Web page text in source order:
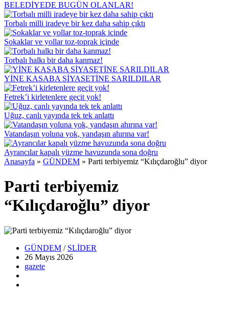
BELEDİYEDE BUGÜN OLANLAR!
Torbalı milli iradeye bir kez daha sahip çıktı
Sokaklar ve yollar toz-toprak içinde
Torbalı halkı bir daha kanmaz!
YİNE KASABA SİYASETİNE SARILDILAR
Fetrek’i kirletenlere geçit yok!
Uğuz, canlı yayında tek tek anlattı
Vatandaşın yoluna yok, yandaşın ahırına var!
Ayrancılar kapalı yüzme havuzunda sona doğru
Anasayfa » GÜNDEM » Parti terbiyemiz “Kılıçdaroğlu” diyor
Parti terbiyemiz
“Kılıçdaroğlu” diyor
GÜNDEM / SLİDER
26 Mayıs 2026
gazete